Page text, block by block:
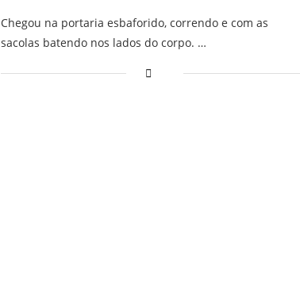
Chegou na portaria esbaforido, correndo e com as
sacolas batendo nos lados do corpo. …